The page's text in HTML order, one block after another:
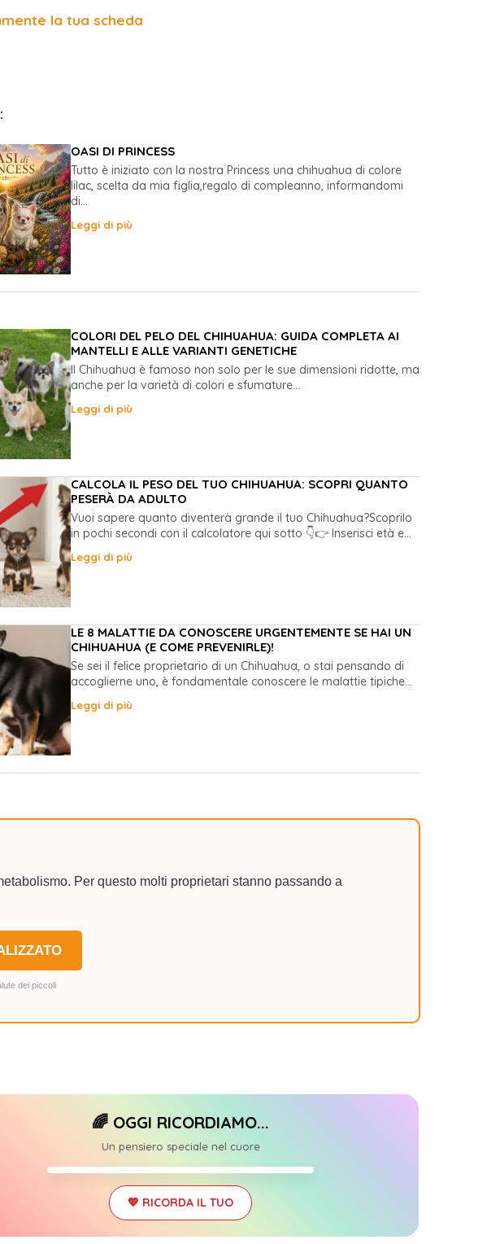
la tua scheda
OASI DI PRINCESS
Tutto è iniziato con la nostra Princess una chihuahua di colore
lilac, scelta da mia figlia,regalo di compleanno, informandomi
di...
Leggi di più
COLORI DEL PELO DEL CHIHUAHUA: GUIDA COMPLETA AI
MANTELLI E ALLE VARIANTI GENETICHE
Il Chihuahua è famoso non solo per le sue dimensioni ridotte, ma
anche per la varietà di colori e sfumature...
Leggi di più
CALCOLA IL PESO DEL TUO CHIHUAHUA: SCOPRI QUANTO
PESERÀ DA ADULTO
Vuoi sapere quanto diventerà grande il tuo Chihuahua?Scoprilo
in pochi secondi con il calcolatore qui sotto 👇👉 Inserisci età e...
Leggi di più
LE 8 MALATTIE DA CONOSCERE URGENTEMENTE SE HAI UN
CHIHUAHUA (E COME PREVENIRLE)!
Se sei il felice proprietario di un Chihuahua, o stai pensando di
accoglierne uno, è fondamentale conoscere le malattie tipiche...
Leggi di più
Per questo molti proprietari stanno passando a
dei piccoli
🌈 OGGI RICORDIAMO...
Un pensiero speciale nel cuore
27/07/15-29/03/25
MIDORI
💖 RICORDA IL TUO